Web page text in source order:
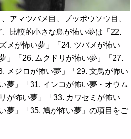
アマツバメ目、ブッポウソウ目、
比較的小さな鳥が怖い夢は「22.
メが怖い夢」「24. ツバメが怖い
」「26. ムクドリが怖い夢」「27.
メジロが怖い夢」「29. 文鳥が怖い
夢」「31. インコが怖い夢・オウム
が怖い夢」「33. カワセミが怖い
夢」「35. 鳩が怖い夢」の項目をご